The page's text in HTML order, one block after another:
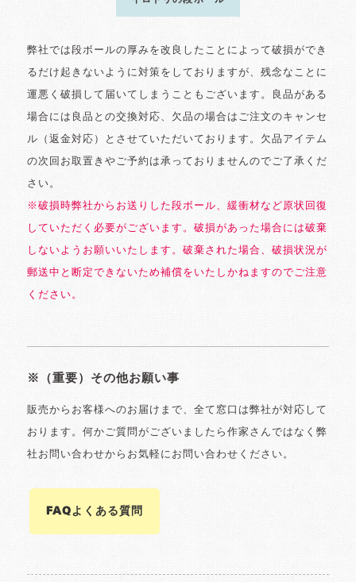
弊社では段ボールの厚みを改良したことによって破損ができ
るだけ起きないように対策をしておりますが、残念なことに
運悪く破損して届いてしまうこともございます。良品がある
場合には良品との交換対応、欠品の場合はご注文のキャンセ
ル（返金対応）とさせていただいております。欠品アイテム
の次回お取置きやご予約は承っておりませんのでご了承くだ
さい。
※破損時弊社からお送りした段ボール、緩衝材など原状回復
していただく必要がございます。破損があった場合には破棄
しないようお願いいたします。破棄された場合、破損状況が
郵送中と断定できないため補償をいたしかねますのでご注意
ください。
※（重要）その他お願い事
販売からお客様へのお届けまで、全て窓口は弊社が対応して
おります。何かご質問がございましたら作家さんではなく弊
社お問い合わせからお気軽にお問い合わせください。
FAQよくある質問